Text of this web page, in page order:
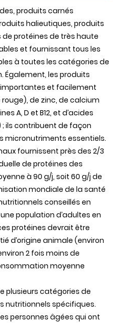
produits carnés
halieutiques, produits
protéines de très haute
et fournissant tous les
à toutes les catégories de
Également, les produits
et facilement
de zinc, de calcium
A, D et B12, et d’acides
; ils contribuent de façon
micronutriments essentiels.
fournissent près des 2/3
de protéines des
à 90 g/j, soit 60 g/j de
mondiale de la santé
conseillés en
population d’adultes en
protéines devrait être
d’origine animale (environ
2 fois moins de
moyenne
plusieurs catégories de
nutritionnels spécifiques.
personnes âgées qui ont